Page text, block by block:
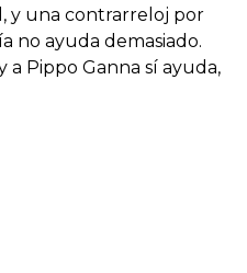
y una contrarreloj por
no ayuda demasiado.
a Pippo Ganna sí ayuda,